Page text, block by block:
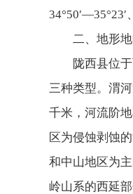
二、地形
陇西县位
三种类型。渭
千米，河流阶
区为侵蚀剥蚀
和中山地区为
岭山系的西延